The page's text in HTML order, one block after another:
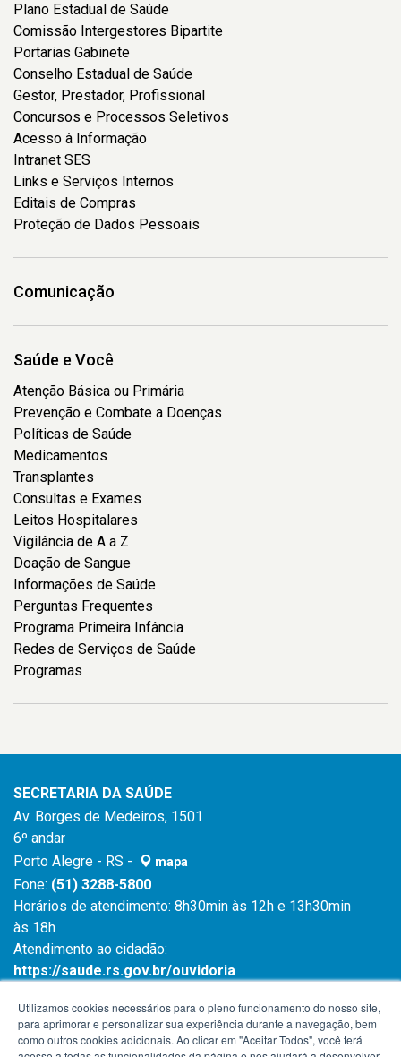
Plano Estadual de Saúde
Comissão Intergestores Bipartite
Portarias Gabinete
Conselho Estadual de Saúde
Gestor, Prestador, Profissional
Concursos e Processos Seletivos
Acesso à Informação
Intranet SES
Links e Serviços Internos
Editais de Compras
Proteção de Dados Pessoais
Comunicação
Saúde e Você
Atenção Básica ou Primária
Prevenção e Combate a Doenças
Políticas de Saúde
Medicamentos
Transplantes
Consultas e Exames
Leitos Hospitalares
Vigilância de A a Z
Doação de Sangue
Informações de Saúde
Perguntas Frequentes
Programa Primeira Infância
Redes de Serviços de Saúde
Programas
SECRETARIA DA SAÚDE
Av. Borges de Medeiros, 1501
6º andar
Porto Alegre - RS -
mapa
Fone: (51) 3288-5800
Horários de atendimento: 8h30min às 12h e 13h30min
às 18h
Atendimento ao cidadão:
https://saude.rs.gov.br/ouvidoria
Utilizamos cookies necessários para o pleno funcionamento do nosso site,
para aprimorar e personalizar sua experiência durante a navegação, bem
como outros cookies adicionais. Ao clicar em "Aceitar Todos", você terá